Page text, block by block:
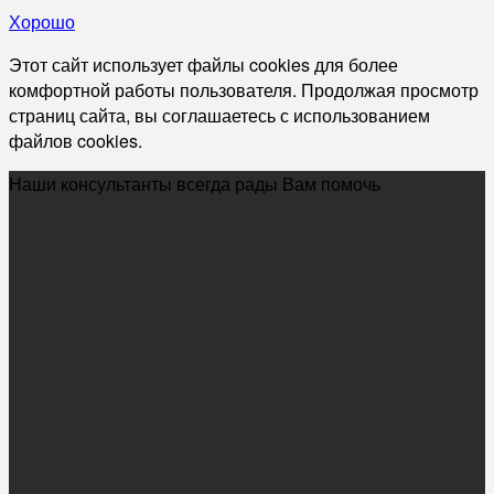
Хорошо
Этот сайт использует файлы cookies для более
комфортной работы пользователя. Продолжая просмотр
страниц сайта, вы соглашаетесь с использованием
файлов cookies.
Наши консультанты всегда рады Вам помочь